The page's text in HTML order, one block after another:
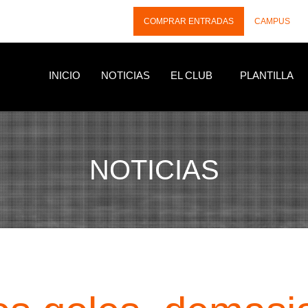
COMPRAR ENTRADAS CAMPUS
INICIO NOTICIAS EL CLUB PLANTILLA
NOTICIAS